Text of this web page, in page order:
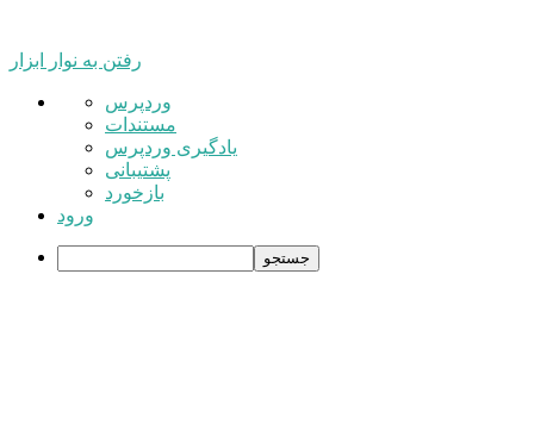
رفتن به نوار ابزار
درباره
وردپرس
وردپرس
مستندات
یادگیری وردپرس
پشتیبانی
بازخورد
ورود
جستجو